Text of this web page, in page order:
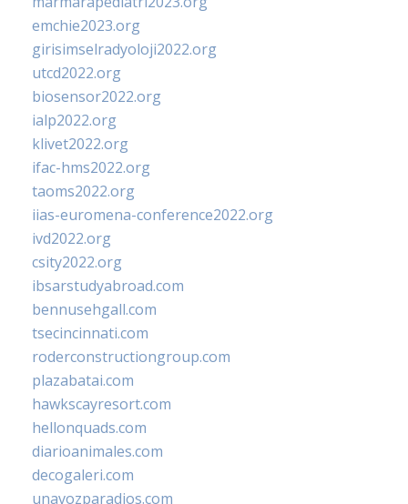
emchie2023.org
girisimselradyoloji2022.org
utcd2022.org
biosensor2022.org
ialp2022.org
klivet2022.org
ifac-hms2022.org
taoms2022.org
iias-euromena-conference2022.org
ivd2022.org
csity2022.org
ibsarstudyabroad.com
bennusehgall.com
tsecincinnati.com
roderconstructiongroup.com
plazabatai.com
hawkscayresort.com
hellonquads.com
diarioanimales.com
decogaleri.com
unavozparadios.com